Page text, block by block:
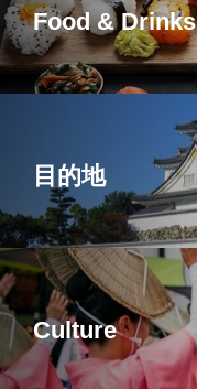
Food & Drinks
目的地
Culture